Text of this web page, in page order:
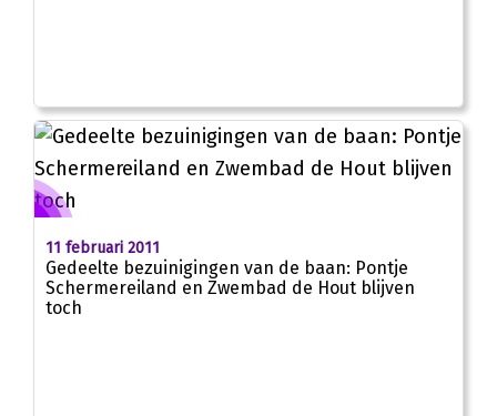
11 februari 2011
Gedeelte bezuinigingen van de baan: Pontje
Schermereiland en Zwembad de Hout blijven
toch